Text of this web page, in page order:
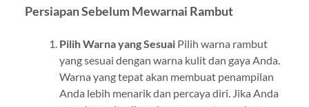
Persiapan Sebelum Mewarnai Rambut
Pilih Warna yang SesuaiPilih warna rambut
yang sesuai dengan warna kulit dan gaya Anda.
Warna yang tepat akan membuat penampilan
Anda lebih menarik dan percaya diri. Jika Anda